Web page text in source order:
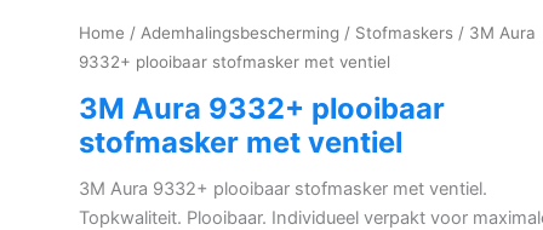
Home / Ademhalingsbescherming / Stofmaskers / 3M Aura
9332+ plooibaar stofmasker met ventiel
3M Aura 9332+ plooibaar
stofmasker met ventiel
3M Aura 9332+ plooibaar stofmasker met ventiel.
Topkwaliteit. Plooibaar. Individueel verpakt voor